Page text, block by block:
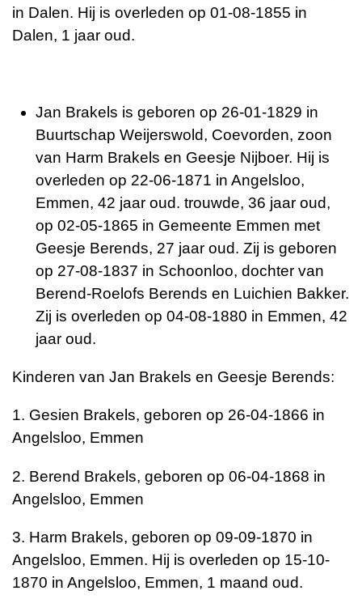
in Dalen. Hij is overleden op 01-08-1855 in
Dalen, 1 jaar oud.
Jan Brakels is geboren op 26-01-1829 in
Buurtschap Weijerswold, Coevorden, zoon
van Harm Brakels en Geesje Nijboer. Hij is
overleden op 22-06-1871 in Angelsloo,
Emmen, 42 jaar oud. trouwde, 36 jaar oud,
op 02-05-1865 in Gemeente Emmen met
Geesje Berends, 27 jaar oud. Zij is geboren
op 27-08-1837 in Schoonloo, dochter van
Berend-Roelofs Berends en Luichien Bakker.
Zij is overleden op 04-08-1880 in Emmen, 42
jaar oud.
Kinderen van Jan Brakels en Geesje Berends:
1. Gesien Brakels, geboren op 26-04-1866 in
Angelsloo, Emmen
2. Berend Brakels, geboren op 06-04-1868 in
Angelsloo, Emmen
3. Harm Brakels, geboren op 09-09-1870 in
Angelsloo, Emmen. Hij is overleden op 15-10-
1870 in Angelsloo, Emmen, 1 maand oud.